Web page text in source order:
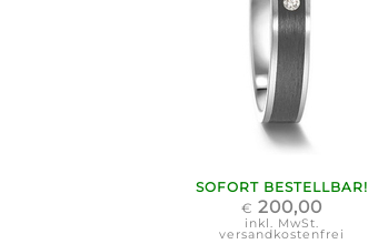
SOFORT BESTELLBAR!
€ 200,00
inkl. MwSt.
versandkostenfrei